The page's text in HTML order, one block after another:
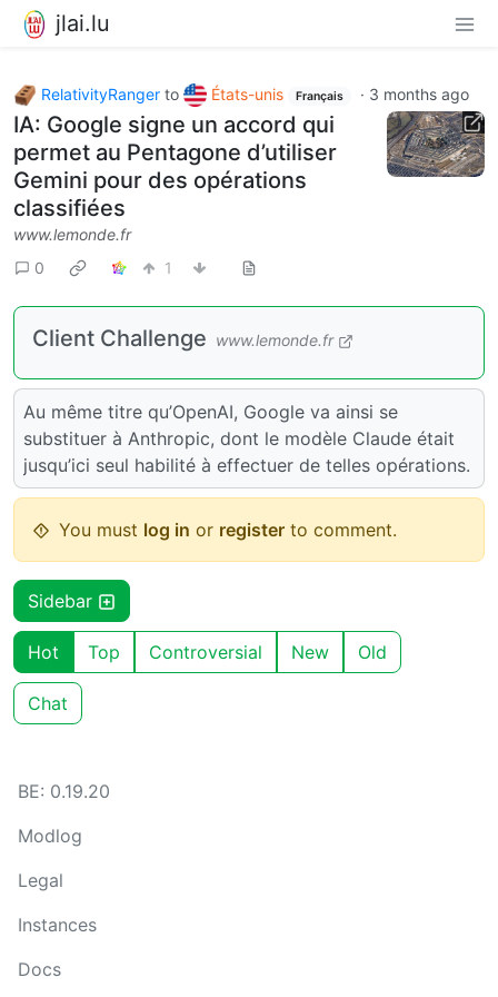
jlai.lu
RelativityRanger to États-unis Français · 3 months ago
IA: Google signe un accord qui
permet au Pentagone d’utiliser
Gemini pour des opérations
classifiées
www.lemonde.fr
0
1
Client Challenge www.lemonde.fr
Au même titre qu’OpenAI, Google va ainsi se
substituer à Anthropic, dont le modèle Claude était
jusqu’ici seul habilité à effectuer de telles opérations.
You must log in or register to comment.
Sidebar
Hot Top Controversial New Old
Chat
BE: 0.19.20
Modlog
Legal
Instances
Docs